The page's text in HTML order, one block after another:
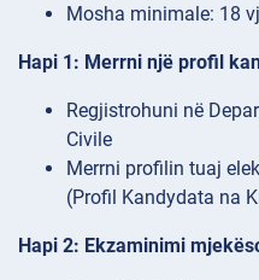
Mosha minimale: 18
Hapi 1: Merrni një profil
Regjistrohuni në
Civile
Merrni profilin tuaj
(Profil Kandydata na
Hapi 2: Ekzaminimi